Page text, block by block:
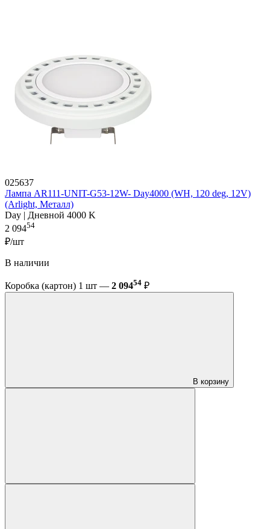
025637
Лампа AR111-UNIT-G53-12W- Day4000 (WH, 120 deg, 12V)
(Arlight, Металл)
Day | Дневной 4000 K
2 09454
₽/шт
В наличии
Коробка (картон) 1 шт — 2 09454 ₽
В корзину